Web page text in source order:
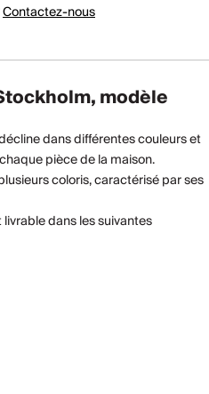
Contactez-nous
modèle
dans différentes couleurs et
pièce de la maison.
coloris, caractérisé par ses
dans les suivantes